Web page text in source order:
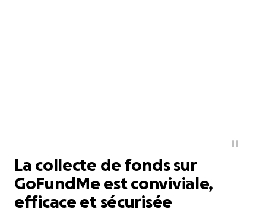
La collecte de fonds sur
GoFundMe est conviviale,
efficace et sécurisée